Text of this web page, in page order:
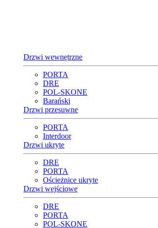
Drzwi wewnętrzne
PORTA
DRE
POL-SKONE
Barański
Drzwi przesuwne
PORTA
Interdoor
Drzwi ukryte
DRE
PORTA
Ościeżnice ukryte
Drzwi wejściowe
DRE
PORTA
POL-SKONE